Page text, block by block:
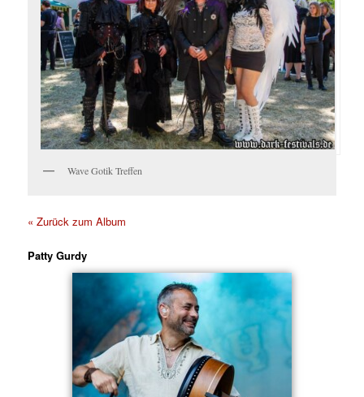
Wave Gotik Treffen
« Zurück zum Album
Patty Gurdy